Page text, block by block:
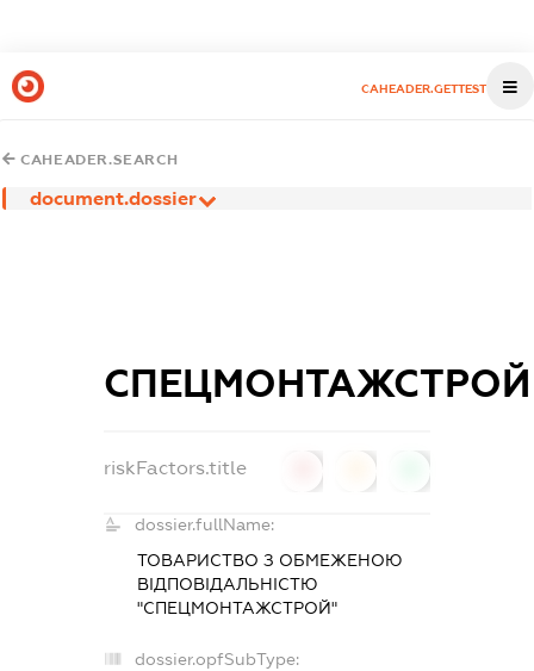
CAHEADER.GETTEST
CAHEADER.SEARCH
document.dossier
СПЕЦМОНТАЖСТРОЙ
riskFactors.title
dossier.fullName:
ТОВАРИСТВО З ОБМЕЖЕНОЮ
ВІДПОВІДАЛЬНІСТЮ
"СПЕЦМОНТАЖСТРОЙ"
dossier.opfSubType: